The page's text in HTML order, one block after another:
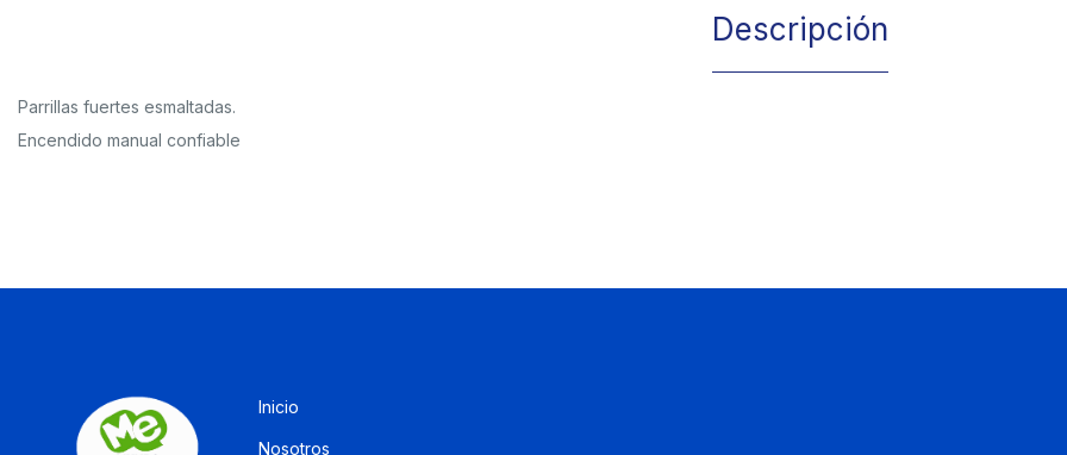
Descripción
Parrillas fuertes esmaltadas.
Encendido manual confiable
Inicio
Nosotros